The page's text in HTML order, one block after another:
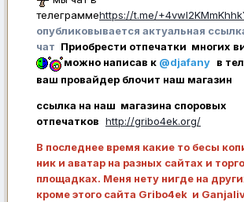
телеграммеhttps://t.me/
опубликовывается актуальная
чат Приобрести отпечатки многих
можно написав к @djafany в
ваш провайдер блочит наш магазин
ссылка на наш магазина споровых
отпечатков http://gribo4ek.org/
В последнее время какие то бесы
ник и аватар на разных сайтах и
площадках. Меня нету нигде на
кроме этого сайта Gribo4ek и